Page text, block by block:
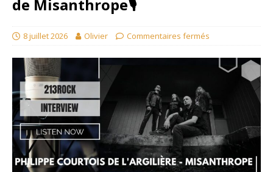
de Misanthrope🎙
8 juillet 2026 Olivier Commentaires fermés